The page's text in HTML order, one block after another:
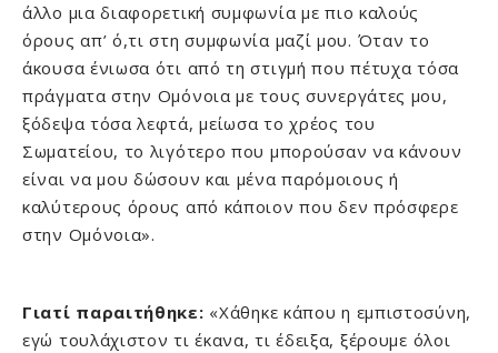
άλλο μια διαφορετική συμφωνία με πιο καλούς
όρους απ’ ό,τι στη συμφωνία μαζί μου. Όταν το
άκουσα ένιωσα ότι από τη στιγμή που πέτυχα τόσα
πράγματα στην Ομόνοια με τους συνεργάτες μου,
ξόδεψα τόσα λεφτά, μείωσα το χρέος του
Σωματείου, το λιγότερο που μπορούσαν να κάνουν
είναι να μου δώσουν και μένα παρόμοιους ή
καλύτερους όρους από κάποιον που δεν πρόσφερε
στην Ομόνοια».
Γιατί παραιτήθηκε: «Χάθηκε κάπου η εμπιστοσύνη,
εγώ τουλάχιστον τι έκανα, τι έδειξα, ξέρουμε όλοι